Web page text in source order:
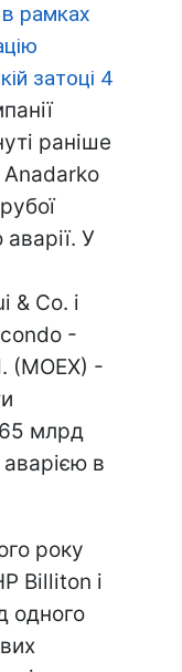
рамках
затоці 4
раніше
Anadarko
У
& Co. і
-
(MOEX) -
млрд
в
року
Billiton і
одного